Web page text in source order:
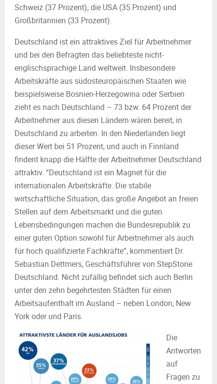
Schweiz (37 Prozent), die USA (35 Prozent) und
Großbritannien (33 Prozent).
Deutschland ist ein attraktives Ziel für Arbeitnehmer
und bei den Befragten das beliebteste nicht-
englischsprachige Land weltweit. Insbesondere
Arbeitskräfte aus südosteuropäischen Staaten wie
beispielsweise Bosnien-Herzegowina oder Serbien
zieht es nach Deutschland – 73 bzw. 64 Prozent der
Arbeitnehmer aus diesen Ländern wären bereit, in
Deutschland zu arbeiten. In den Niederlanden liegt
dieser Wert bei 51 Prozent, und auch in Finnland
findent knapp die Hälfte der Arbeitnehmer Deutschland
attraktiv. “Deutschland ist ein Magnet für die
internationalen Arbeitskräfte. Die stabile
wirtschaftliche Situation, das große Angebot an freien
Stellen auf dem Arbeitsmarkt und die guten
Lebensbedingungen machen die Bundesrepublik zu
einer guten Option sowohl für Arbeitnehmer als auch
für hoch qualifizierte Fachkräfte”, kommentiert Dr.
Sebastian Dettmers, Geschäftsführer von StepStone
Deutschland. Nicht zufällig befindet sich auch Berlin
unter den zehn begehrtesten Städten für einen
Arbeitsaufenthalt im Ausland – neben London, New
York oder und Paris.
Die
Antworten
auf
Fragen zu